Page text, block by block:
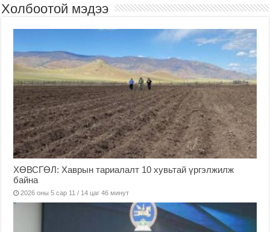
Холбоотой мэдээ
ХӨВСГӨЛ: Хаврын тариалалт 10 хувьтай үргэлжилж
байна
2026 оны 5 сар 11 / 14 цаг 46 минут